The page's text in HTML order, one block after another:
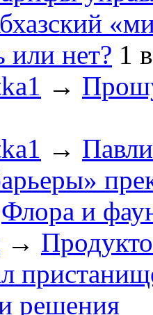
или нет? 1
→
→
Флора и
→
решения